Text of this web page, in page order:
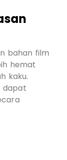
bahan film
hemat
kaku.
dapat